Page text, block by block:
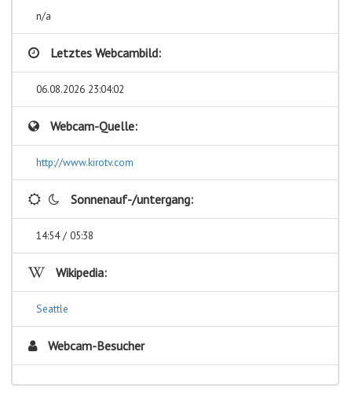
n/a
Letztes Webcambild:
06.08.2026 23:04:02
Webcam-Quelle:
http://www.kirotv.com
Sonnenauf-/untergang:
14:54 / 05:38
Wikipedia:
Seattle
Webcam-Besucher